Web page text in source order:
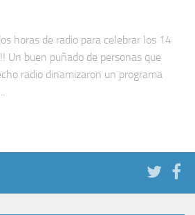
horas de radio para celebrar los 14
Un buen puñado de personas que
radio dinamizaron un programa